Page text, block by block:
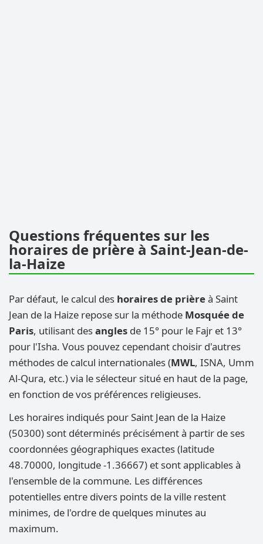
Questions fréquentes sur les
horaires de prière à Saint-Jean-de-
la-Haize
Par défaut, le calcul des horaires de prièreà Saint
Jean de la Haize repose sur la méthode Mosquée de
Paris, utilisant desangles de 15° pour le Fajr et 13°
pour l'Isha. Vous pouvez cependant choisir d'autres
méthodes de calcul internationales (MWL, ISNA, Umm
Al-Qura, etc.) via le sélecteur situé en haut de la page,
en fonction de vos préférences religieuses.
Les horaires indiqués pour Saint Jean de la Haize
(50300) sont déterminés précisément à partir de ses
coordonnées géographiques exactes (latitude
48.70000, longitude -1.36667) et sont applicables à
l'ensemble de la commune. Les différences
potentielles entre divers points de la ville restent
minimes, de l'ordre de quelques minutes au
maximum.